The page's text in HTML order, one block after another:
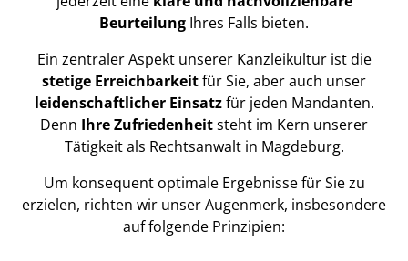
Beurteilung Ihres Falls bieten.
Ein zentraler Aspekt unserer Kanzleikultur ist die
stetige Erreichbarkeitfür Sie, aber auch unser
leidenschaftlicher Einsatzfür jeden Mandanten.
Denn Ihre Zufriedenheitsteht im Kern unserer
Tätigkeit als Rechtsanwalt in Magdeburg.
Um konsequent optimale Ergebnisse für Sie zu
erzielen, richten wir unser Augenmerk, insbesondere
auf folgende Prinzipien: